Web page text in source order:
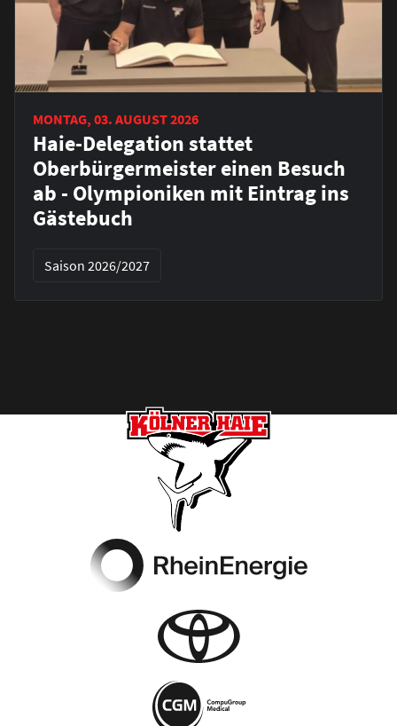
MONTAG, 03. AUGUST 2026
Haie-Delegation stattet
Oberbürgermeister einen Besuch
ab - Olympioniken mit Eintrag ins
Gästebuch
Saison 2026/2027